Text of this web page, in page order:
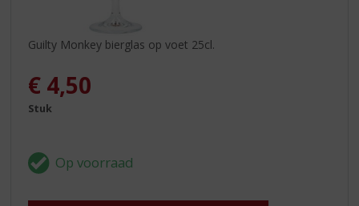
Guilty Monkey bierglas op voet 25cl.
€ 4,50
Stuk